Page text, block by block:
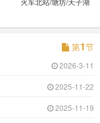
第1节
2026-3-11
2025-11-22
2025-11-19